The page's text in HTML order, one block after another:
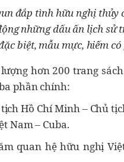
đắp tình hữu nghị
những dấu ấn lịch
biệt, mẫu mực, hiếm
lượng hơn 200 trang
phần chính:
Hồ Chí Minh – Chủ
Nam – Cuba.
quan hệ hữu nghị